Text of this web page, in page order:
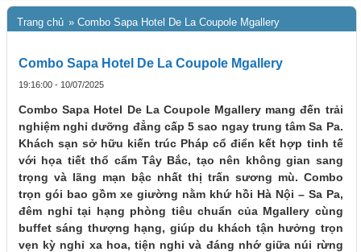
Trang chủ » Combo Sapa Hotel De La Coupole Mgallery
Combo Sapa Hotel De La Coupole Mgallery
19:16:00 - 10/07/2025
Combo Sapa Hotel De La Coupole Mgallery mang đến trải
nghiệm nghỉ dưỡng đẳng cấp 5 sao ngay trung tâm Sa Pa.
Khách sạn sở hữu kiến trúc Pháp cổ điển kết hợp tinh tế
với họa tiết thổ cẩm Tây Bắc, tạo nên không gian sang
trọng và lãng mạn bậc nhất thị trấn sương mù. Combo
trọn gói bao gồm xe giường nằm khứ hồi Hà Nội – Sa Pa,
đêm nghỉ tại hạng phòng tiêu chuẩn của Mgallery cùng
buffet sáng thượng hạng, giúp du khách tận hưởng trọn
vẹn kỳ nghỉ xa hoa, tiện nghi và đáng nhớ giữa núi rừng